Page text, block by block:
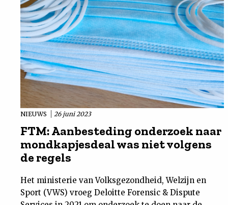
NIEUWS 26 juni 2023
FTM: Aanbesteding onderzoek naar
mondkapjesdeal was niet volgens
de regels
Het ministerie van Volksgezondheid, Welzijn en
Sport (VWS) vroeg Deloitte Forensic & Dispute